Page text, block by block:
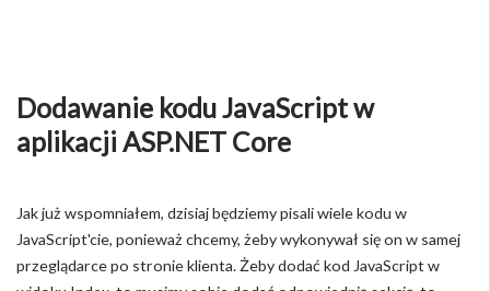
Dodawanie kodu JavaScript w
aplikacji ASP.NET Core
Jak już wspomniałem, dzisiaj będziemy pisali wiele kodu w
JavaScript'cie, ponieważ chcemy, żeby wykonywał się on w samej
przeglądarce po stronie klienta. Żeby dodać kod JavaScript w